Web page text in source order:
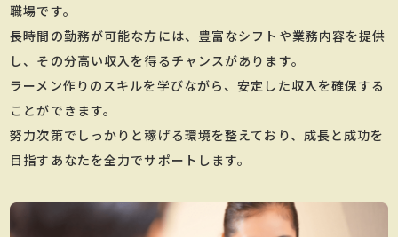
職場です。
長時間の勤務が可能な方には、豊富なシフトや業務内容を提供
し、その分高い収入を得るチャンスがあります。
ラーメン作りのスキルを学びながら、安定した収入を確保する
ことができます。
努力次第でしっかりと稼げる環境を整えており、成長と成功を
目指すあなたを全力でサポートします。